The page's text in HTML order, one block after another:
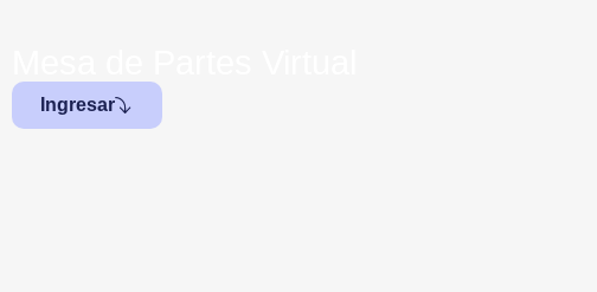
Ingresar